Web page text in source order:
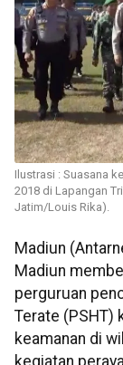
Ilustrasi : Suasana
2018 di Lapangan
Jatim/Louis Rika).
Madiun
Madiun
perguruan
Terate (PSHT)
keamanan di